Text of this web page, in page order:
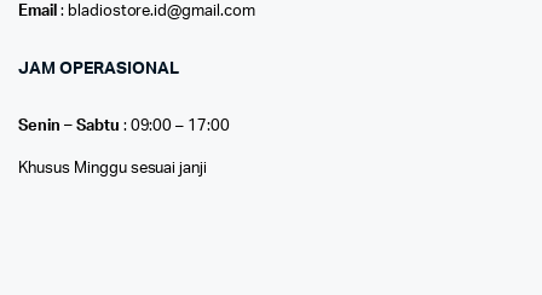
Email : bladiostore.id@gmail.com
JAM OPERASIONAL
Senin – Sabtu : 09:00 – 17:00
Khusus Minggu sesuai janji